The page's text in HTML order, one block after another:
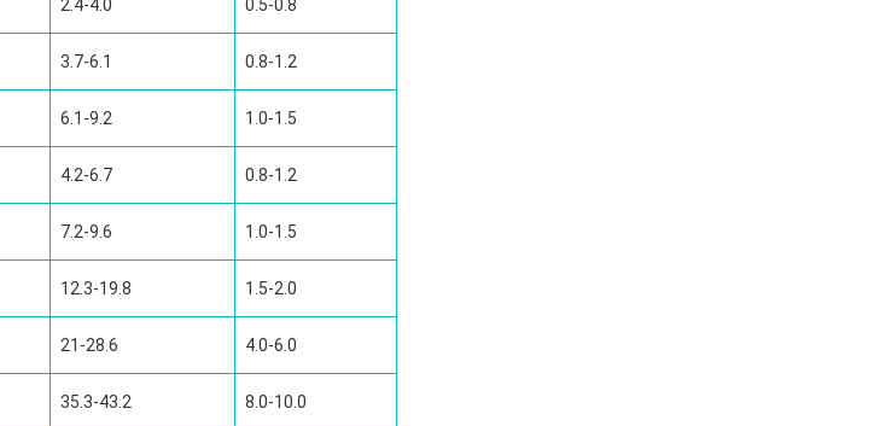
2.4-4.0 0.5-0.8
3.7-6.1 0.8-1.2
6.1-9.2 1.0-1.5
4.2-6.7 0.8-1.2
7.2-9.6 1.0-1.5
12.3-19.8 1.5-2.0
21-28.6 4.0-6.0
35.3-43.2 8.0-10.0